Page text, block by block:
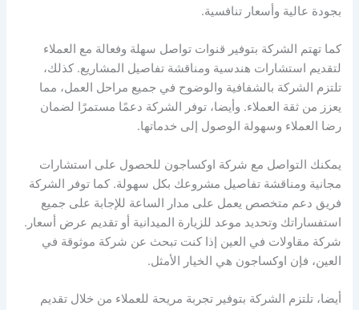
بجودة عالية وأسعار تنافسية.
كما تهتم الشركة بتوفير قنوات تواصل سهلة وفعالة مع العملاء
لتقديم استشارات هندسية ومناقشة تفاصيل المشاريع. كذلك،
تلتزم الشركة بالشفافية والوضوح في جميع مراحل العمل، مما
يعزز من ثقة العملاء. وأيضا، توفر الشركة دعمًا مستمرًا لضمان
رضا العملاء وسهولة الوصول إلى خدماتها.
يمكنك التواصل مع شركة اوكساجون للحصول على استشارات
مجانية ومناقشة تفاصيل مشروعك بكل سهولة. كما توفر الشركة
فريق دعم متخصص يعمل على مدار الساعة للإجابة على جميع
استفساراتك وتحديد موعد للزيارة الميدانية أو تقديم عرض أسعار.
شركة مقاولات في العين إذا كنت تبحث عن شركة موثوقة في
العين، فإن اوكساجون هي الخيار الأمثل.
أيضا، تلتزم الشركة بتوفير تجربة مريحة للعملاء من خلال تقديم